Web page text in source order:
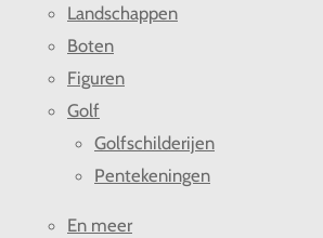
Landschappen
Boten
Figuren
Golf
Golfschilderijen
Pentekeningen
En meer